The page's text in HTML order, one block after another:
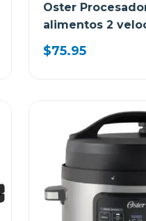
Oster
alimentos 2
turbo 500 w
$75.95